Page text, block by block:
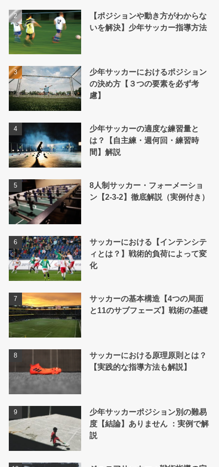
【ポジションや動き方がわからな
いを解決】少年サッカー指導方法
少年サッカーにおけるポジション
の決め方【３つの要素を必ず考
慮】
少年サッカーの適度な練習量と
は？【自主練・週何回・練習時
間】解説
8人制サッカー・フォーメーショ
ン【2-3-2】徹底解説（実例付き）
サッカーにおける【インテンシテ
ィとは？】戦術的負荷によって変
化
サッカーの基本構造【4つの局面
と11のサブフェーズ】戦術の基礎
サッカーにおける原理原則とは？
【実践的な指導方法も解説】
少年サッカーポジション別の難易
度【結論】ありません ：実例で解
説